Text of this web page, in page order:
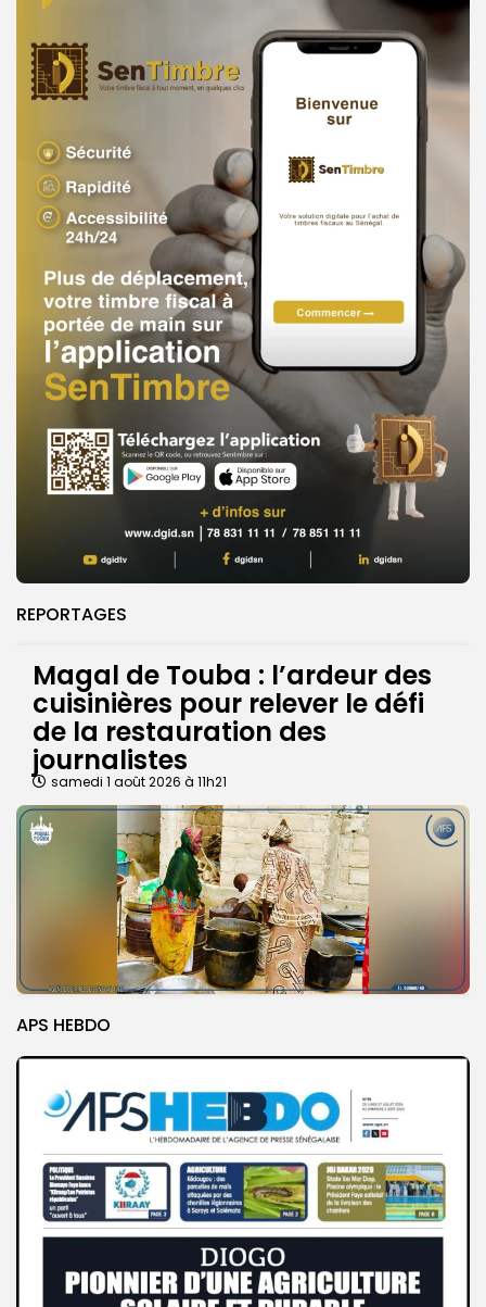
REPORTAGES
Magal de Touba : l’ardeur des
cuisinières pour relever le défi
de la restauration des
journalistes
samedi 1 août 2026 à 11h21
APS HEBDO